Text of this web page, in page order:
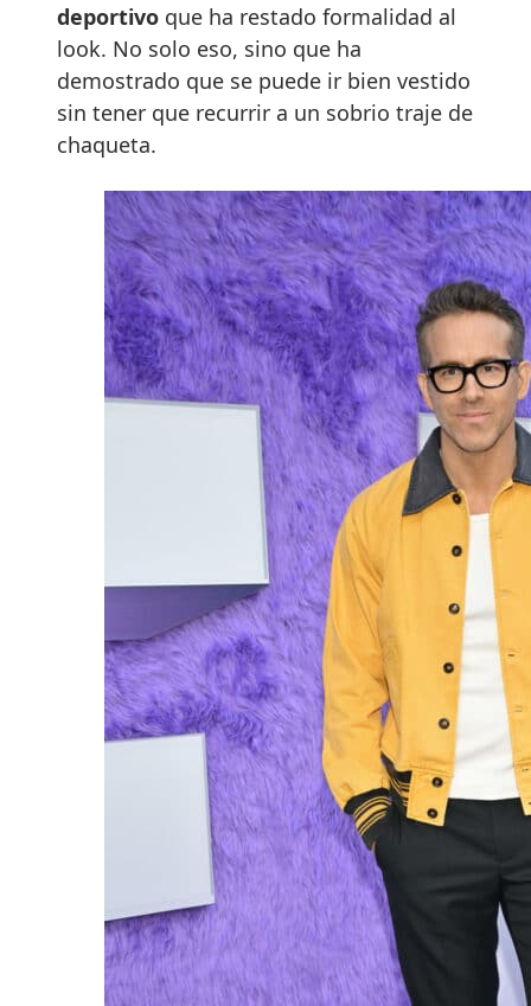
deportivo que ha restado formalidad al
look. No solo eso, sino que ha
demostrado que se puede ir bien vestido
sin tener que recurrir a un sobrio traje de
chaqueta.